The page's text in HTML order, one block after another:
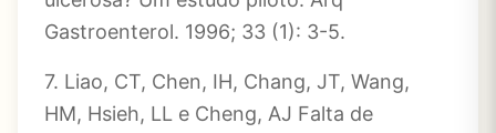
Gastroenterol. 1996; 33 (1): 3-5.
7. Liao, CT, Chen, IH, Chang, JT, Wang,
HM, Hsieh, LL e Cheng, AJ Falta de